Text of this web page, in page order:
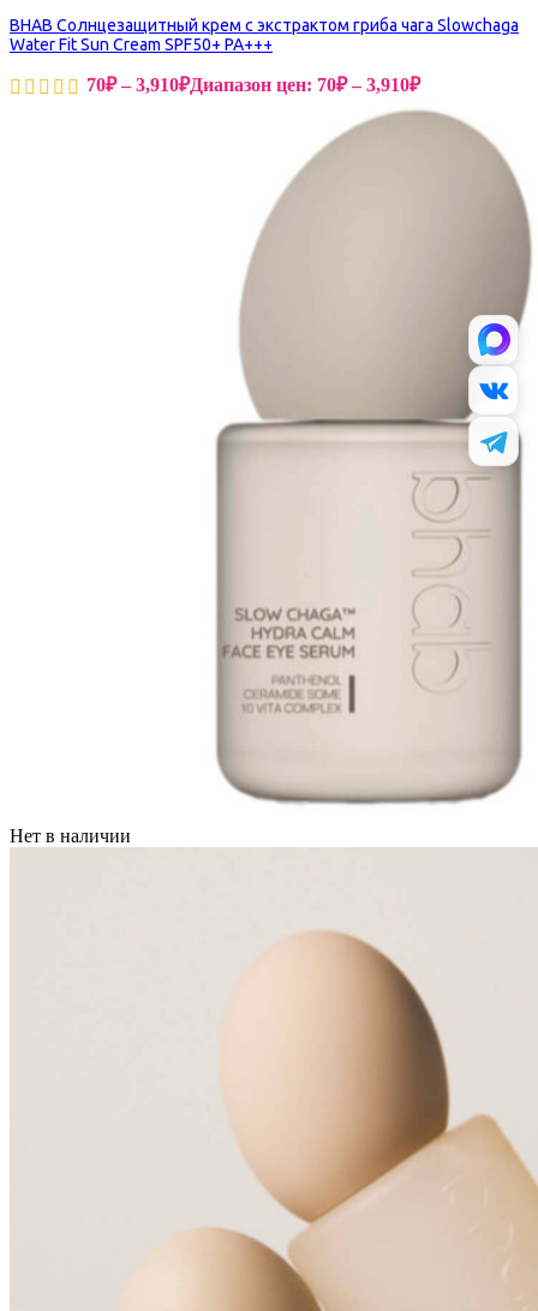
BHAB Cолнцезащитный крем с экстрактом гриба чага Slowchaga
Water Fit Sun Cream SPF50+ PA+++
70₽ – 3,910₽Диапазон цен: 70₽ – 3,910₽
Нет в наличии